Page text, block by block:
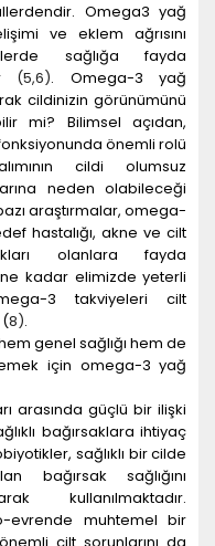
Omega3 yağ
ve eklem ağrısını
sağlığa fayda
(5,6). Omega-3 yağ
cildinizin görünümünü
mi? Bilimsel açıdan,
önemli rolü
cildi olumsuz
neden olabileceği
araştırmalar, omega-
hastalığı, akne ve cilt
olanlara fayda
kadar elimizde yeterli
3 takviyeleri cilt
8).
genel sağlığı hem de
için omega-3 yağ
arasında güçlü bir ilişki
bağırsaklara ihtiyaç
sağlıklı bir cilde
sağlığını
kullanılmaktadır.
evrende muhtemel bir